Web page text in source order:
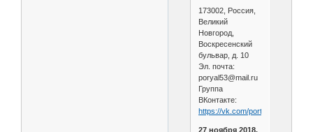
173002, Россия,
Великий
Новгород,
Воскресенский
бульвар, д. 10
Эл. почта:
porуal53@mail.ru
Группа
ВКонтакте:
https://vk.com/portal53
27 ноября 2018.